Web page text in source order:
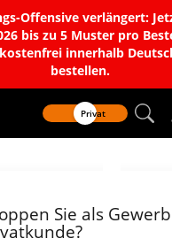
Offensive verlängert:
bis zu 5 Muster pro
innerhalb
bestellen.
Privat
Sie als